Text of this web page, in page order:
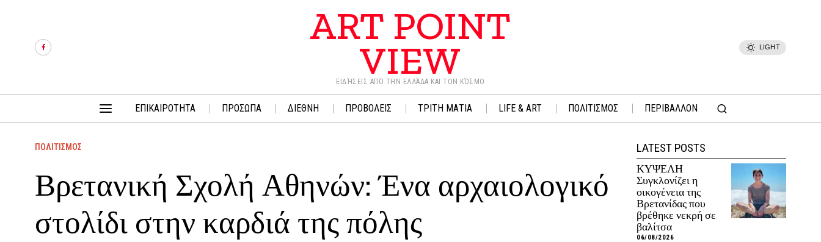
ART POINT
VIEW
ΕΙΔΉΣΕΙΣ ΑΠΌ ΤΗΝ ΕΛΛΆΔΑ ΚΑΙ ΤΟΝ ΚΌΣΜΟ
LIGHT
ΕΠΙΚΑΙΡΟΤΗΤΑ ΠΡΟΣΩΠΑ ΔΙΕΘΝΗ ΠΡΟΒΟΛΕΙΣ ΤΡΙΤΗ ΜΑΤΙΑ LIFE & ART ΠΟΛΙΤΙΣΜΟΣ ΠΕΡΙΒΑΛΛΟΝ
ΠΟΛΙΤΙΣΜΟΣ
Βρετανική Σχολή Αθηνών: Ένα αρχαιολογικό
στολίδι στην καρδιά της πόλης
LATEST POSTS
ΚΥΨΕΛΗ
Συγκλονίζει η
οικογένεια της
Βρετανίδας που
βρέθηκε νεκρή σε
βαλίτσα
06/08/2026